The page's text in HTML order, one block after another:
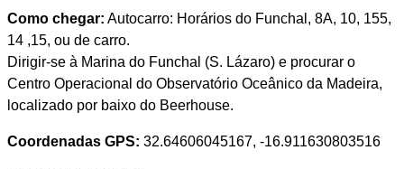
Como chegar: Autocarro: Horários do Funchal, 8A, 10, 155,
14 ,15, ou de carro.
Dirigir-se à Marina do Funchal (S. Lázaro) e procurar o
Centro Operacional do Observatório Oceânico da Madeira,
localizado por baixo do Beerhouse.
Coordenadas GPS: 32.64606045167, -16.911630803516